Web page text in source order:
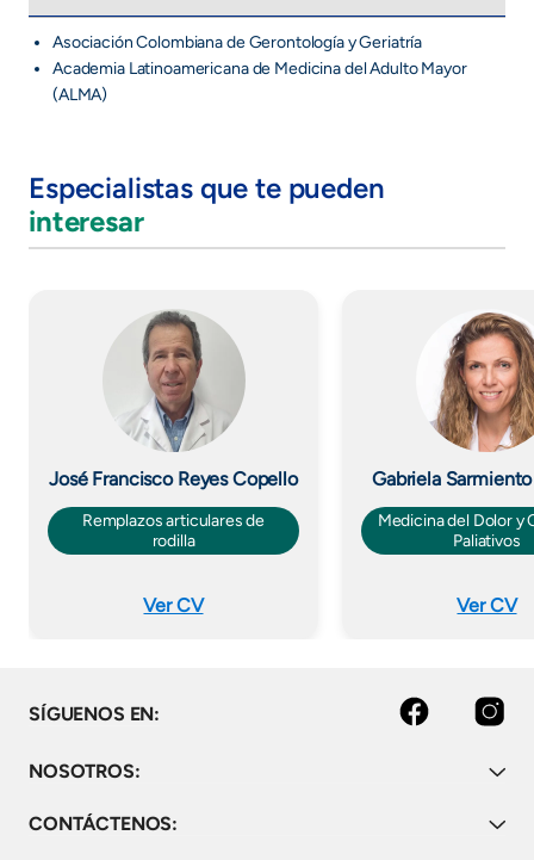
Asociación Colombiana de Gerontología y Geriatría
Academia Latinoamericana de Medicina del Adulto Mayor
(ALMA)
Especialistas que te pueden
interesar
Imagen
José Francisco Reyes Copello
Remplazos articulares de
rodilla
Ver CV
Imagen
Gabriela
Medicina del Dolor y
Paliativos
Ver CV
SÍGUENOS EN: Facebook Instagram
NOSOTROS:
CONTÁCTENOS: